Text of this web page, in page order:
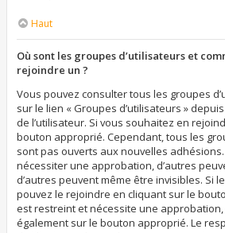
Haut
Où sont les groupes d’utilisateurs et
rejoindre un ?
Vous pouvez consulter tous les groupes
sur le lien « Groupes d’utilisateurs »
de l’utilisateur. Si vous souhaitez en
bouton approprié. Cependant, tous les
sont pas ouverts aux nouvelles
nécessiter une approbation, d’autres
d’autres peuvent même être invisibles. Si
pouvez le rejoindre en cliquant sur le
est restreint et nécessite une
également sur le bouton approprié. Le